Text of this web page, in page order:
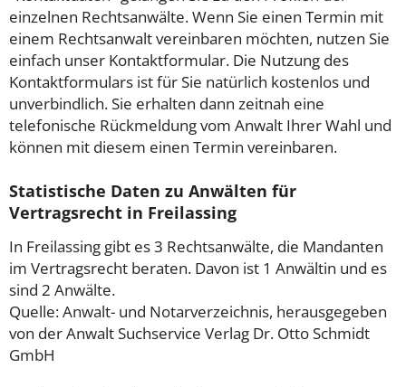
einzelnen Rechtsanwälte. Wenn Sie einen Termin mit
einem Rechtsanwalt vereinbaren möchten, nutzen Sie
einfach unser Kontaktformular. Die Nutzung des
Kontaktformulars ist für Sie natürlich kostenlos und
unverbindlich. Sie erhalten dann zeitnah eine
telefonische Rückmeldung vom Anwalt Ihrer Wahl und
können mit diesem einen Termin vereinbaren.
Statistische Daten zu Anwälten für
Vertragsrecht in Freilassing
In Freilassing gibt es 3 Rechtsanwälte, die Mandanten
im Vertragsrecht beraten. Davon ist 1 Anwältin und es
sind 2 Anwälte.
Quelle: Anwalt- und Notarverzeichnis, herausgegeben
von der Anwalt Suchservice Verlag Dr. Otto Schmidt
GmbH